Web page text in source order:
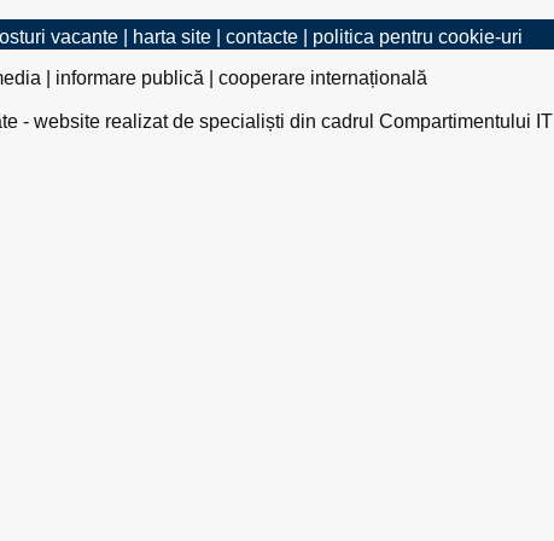
vacante| harta site| contacte| politica pentru cookie-uri
informare publică cooperare internațională
- website realizat de specialiști din cadrul Compartimentului IT